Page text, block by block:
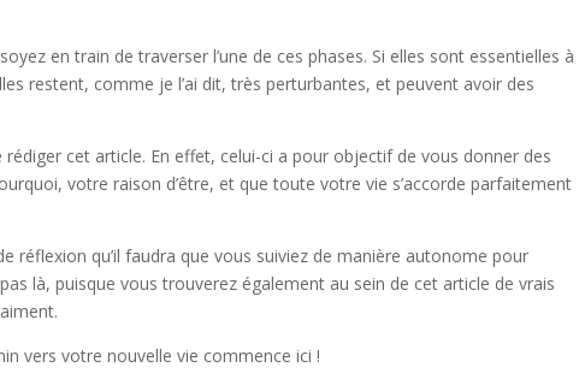
en train de traverser l’une de ces phases. Si elles sont essentielles à
restent, comme je l’ai dit, très perturbantes, et peuvent avoir des
rédiger cet article. En effet, celui-ci a pour objectif de vous donner des
votre raison d’être, et que toute votre vie s’accorde parfaitement
réflexion qu’il faudra que vous suiviez de manière autonome pour
là, puisque vous trouverez également au sein de cet article de vrais
vers votre nouvelle vie commence ici !